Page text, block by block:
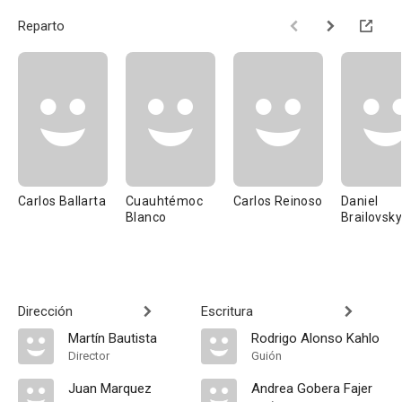
Reparto
Carlos Ballarta
Cuauhtémoc
Blanco
Carlos Reinoso
Daniel
Brailovsky
Dirección
Martín Bautista
Director
Juan Marquez
Escritura
Rodrigo Alonso Kahlo
Guión
Andrea Gobera Fajer